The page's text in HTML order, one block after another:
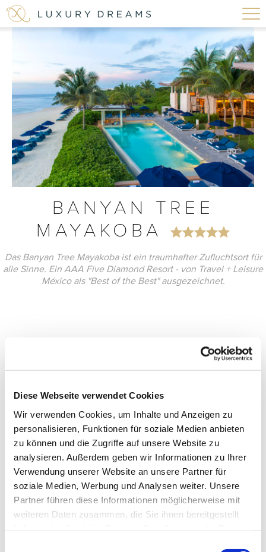
Diese Webseite verwendet Cookies
Wir verwenden Cookies, um Inhalte und Anzeigen zu
personalisieren, Funktionen für soziale Medien anbieten
zu können und die Zugriffe auf unsere Website zu
analysieren. Außerdem geben wir Informationen zu Ihrer
Verwendung unserer Website an unsere Partner für
soziale Medien, Werbung und Analysen weiter. Unsere
Partner führen diese Informationen möglicherweise mit
weiteren Daten zusammen, die Sie ihnen bereitgestellt
BANYAN TREE
MAYAKOBA
Das Banyan Tree Mayakoba ist ein traumhafter Zufluchtsort für
alle Sinne. Ein AAA Five Diamond Resort - von Travel + Leisure
México als "Best of the Best" ausgezeichnet.